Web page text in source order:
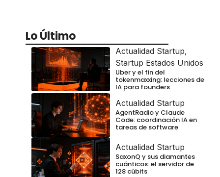
Lo Último
Actualidad Startup,
Startup Estados Unidos
Uber y el fin del
tokenmaxxing: lecciones de
IA para founders
Actualidad Startup
AgentRadio y Claude
Code: coordinación IA en
tareas de software
Actualidad Startup
SaxonQ y sus diamantes
cuánticos: el servidor de
128 cúbits